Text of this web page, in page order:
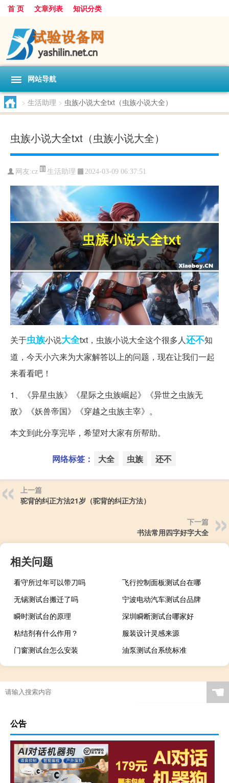
首 页 文章列表 知识分类
网站导航
> 生活助理 > 虫族小说大全txt（虫族小说大全）
虫族小说大全txt（虫族小说大全）
网友:cz 生活助理 2024-03-09 06:37:51
关于虫族小说大全txt，虫族小说大全这个很多人还不知
道，今天小六来为大家解答以上的问题，现在让我们一起
来看看吧！
1、《异星虫族》《星际之虫族崛起》《异世之虫族无
敌》《妖兽帝国》《穿越之虫族主宰》。
本文到此分享完毕，希望对大家有所帮助。
网络标签： 大全 虫族 还不
上一篇
驼背的纠正方法21岁（驼背的纠正方法）
下一篇
书法常用四字好字大全
相关问题
看守所过年可以带刀吗
飞行控制面板测试台在哪
无锡测试台搬迁了吗
宁波电动汽车测试台品牌
瞬时测试台的原理
深圳瞬断测试台哪家好
粘结剂有什么作用？
服装设计灵感来源
门窗测试台怎么安装
油泵测试台系统标准
☚
公告